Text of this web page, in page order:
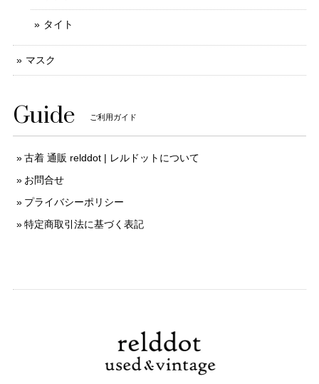
タイト
マスク
Guide ご利用ガイド
古着 通販 relddot | レルドットについて
お問合せ
プライバシーポリシー
特定商取引法に基づく表記